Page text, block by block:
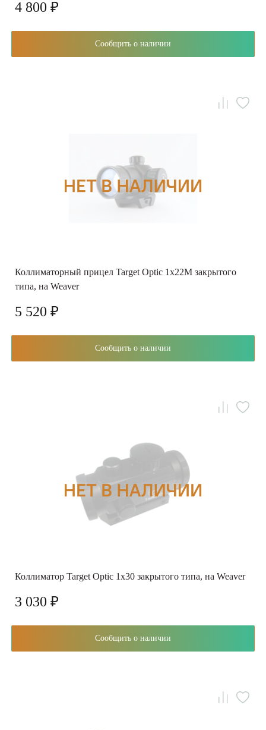
4 800 ₽
Сообщить о наличии
Коллиматорный прицел Target Optic 1х22М закрытого
типа, на Weaver
5 520 ₽
Сообщить о наличии
Коллиматор Target Optic 1х30 закрытого типа, на Weaver
3 030 ₽
Сообщить о наличии